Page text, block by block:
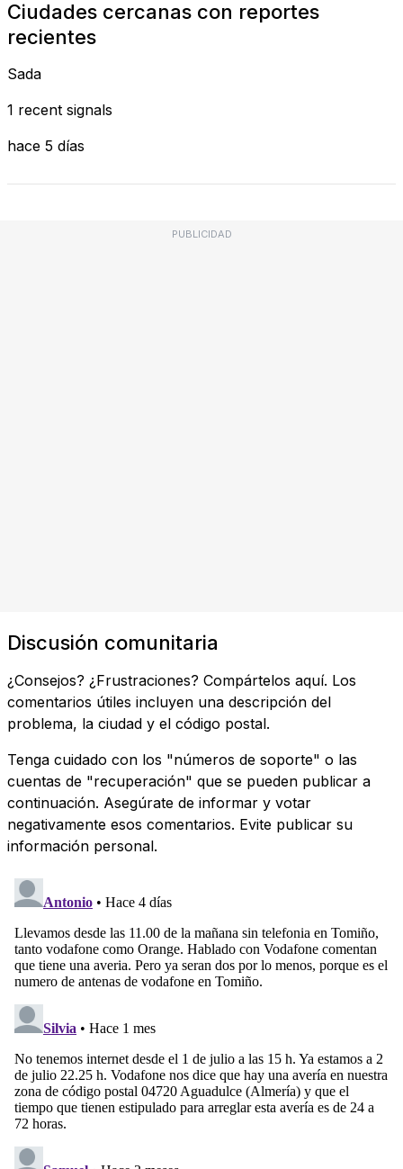
Ciudades cercanas con reportes
recientes
Sada
1 recent signals
hace 5 días
PUBLICIDAD
Discusión comunitaria
¿Consejos? ¿Frustraciones? Compártelos aquí. Los
comentarios útiles incluyen una descripción del
problema, la ciudad y el código postal.
Tenga cuidado con los "números de soporte" o las
cuentas de "recuperación" que se pueden publicar a
continuación. Asegúrate de informar y votar
negativamente esos comentarios. Evite publicar su
información personal.